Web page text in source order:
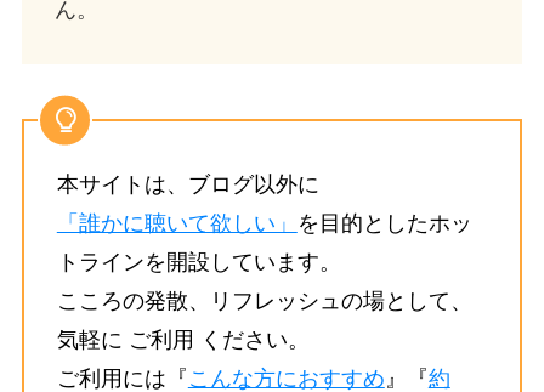
ん。
本サイトは、ブログ以外に
「誰かに聴いて欲しい」 を目的としたホッ
トラインを開設しています。
こころの発散、リフレッシュの場として、
気軽に ご利用 ください。
ご利用には『 こんな方におすすめ 』『約